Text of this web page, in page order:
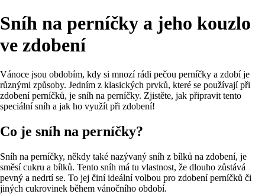
Sníh na perníčky a jeho kouzlo
ve zdobení
Vánoce jsou obdobím, kdy si mnozí rádi pečou perníčky a zdobí je
různými způsoby. Jedním z klasických prvků, které se používají při
zdobení perníčků, je sníh na perníčky. Zjistěte, jak připravit tento
speciální sníh a jak ho využít při zdobení!
Co je sníh na perníčky?
Sníh na perníčky, někdy také nazývaný sníh z bílků na zdobení, je
směsí cukru a bílků. Tento sníh má tu vlastnost, že dlouho zůstává
pevný a nedrtí se. To jej činí ideální volbou pro zdobení perníčků či
jiných cukrovinek během vánočního období.